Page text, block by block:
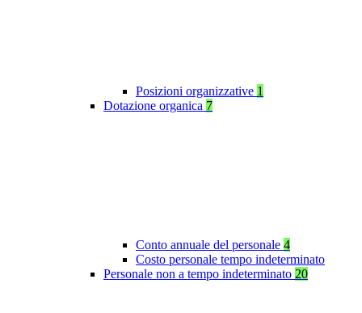
Posizioni organizzative 1
Dotazione organica 7
Conto annuale del personale 4
Costo personale tempo indeterminato
Personale non a tempo indeterminato 20